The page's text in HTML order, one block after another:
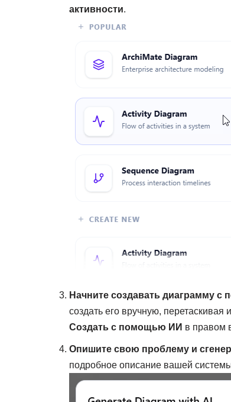
активности.
Начните создавать диаграмму
создать его вручную,
Создать с помощью ИИ в правом
Опишите свою проблему и
подробное описание вашей